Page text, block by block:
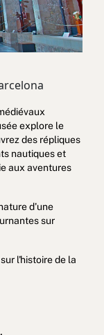
explore le
des répliques
nautiques et
aux aventures
d'une
sur
l'histoire de la